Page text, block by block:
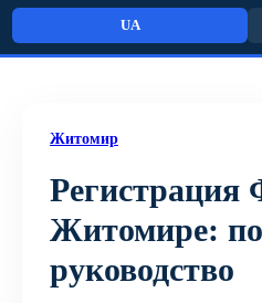
UA
Житомир
Житомире:
руководство